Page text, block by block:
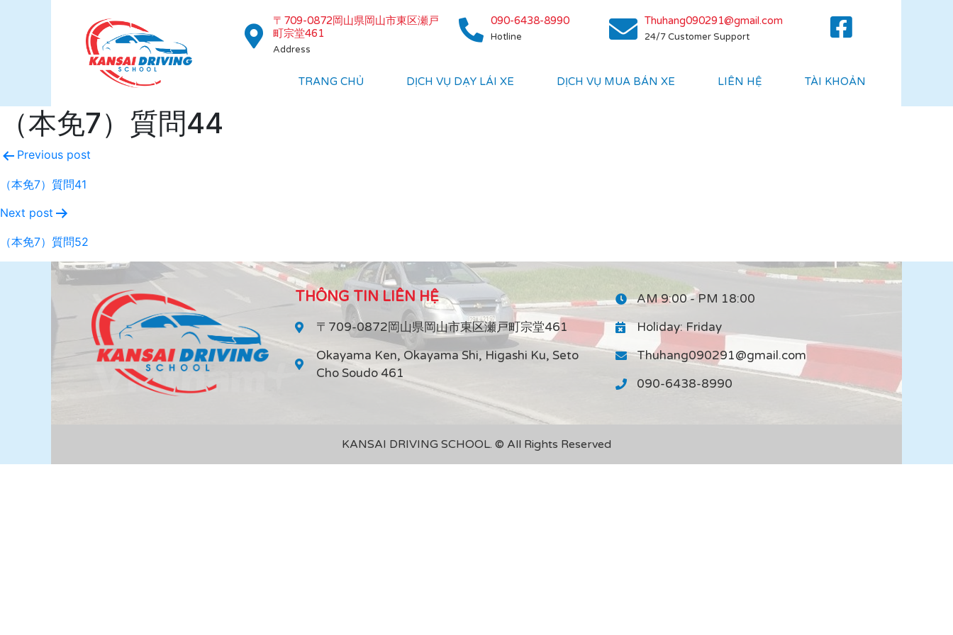
〒709-0872岡山県岡山市東区瀬戸
町宗堂461
Address
090-6438-8990
Hotline
Thuhang090291@gmail.com
24/7 Customer Support
TRANG CHỦ DỊCH VỤ DẠY LÁI XE DỊCH VỤ MUA BÁN XE LIÊN HỆ TÀI KHOẢN
（本免7）質問44
Previous post
（本免7）質問41
Next post
（本免7）質問52
THÔNG TIN LIÊN HỆ
〒709-0872岡山県岡山市東区瀬戸町宗堂461
Okayama Ken, Okayama Shi, Higashi Ku, Seto
Cho Soudo 461
AM 9:00 - PM 18:00
Holiday: Friday
Thuhang090291@gmail.com
090-6438-8990
KANSAI DRIVING SCHOOL. © All Rights Reserved